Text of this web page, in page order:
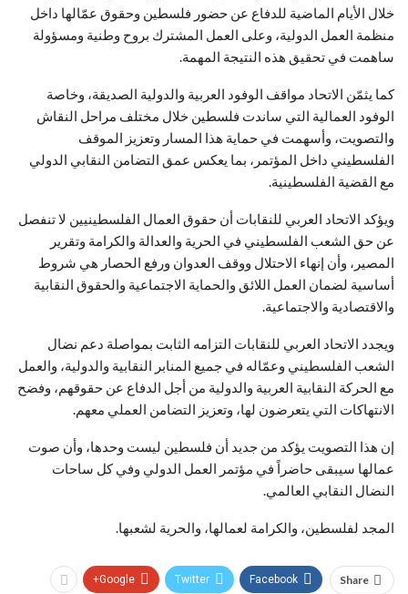
خلال الأيام الماضية للدفاع عن حضور فلسطين وحقوق عمّالها داخل
منظمة العمل الدولية، وعلى العمل المشترك بروح وطنية ومسؤولة
ساهمت في تحقيق هذه النتيجة المهمة.
كما يثمّن الاتحاد مواقف الوفود العربية والدولية الصديقة، وخاصة
الوفود العمالية التي ساندت فلسطين خلال مختلف مراحل النقاش
والتصويت، وأسهمت في حماية هذا المسار وتعزيز الموقف
الفلسطيني داخل المؤتمر، بما يعكس عمق التضامن النقابي الدولي
مع القضية الفلسطينية.
ويؤكد الاتحاد العربي للنقابات أن حقوق العمال الفلسطينيين لا تنفصل
عن حق الشعب الفلسطيني في الحرية والعدالة والكرامة وتقرير
المصير، وأن إنهاء الاحتلال ووقف العدوان ورفع الحصار هي شروط
أساسية لضمان العمل اللائق والحماية الاجتماعية والحقوق النقابية
والاقتصادية والاجتماعية.
ويجدد الاتحاد العربي للنقابات التزامه الثابت بمواصلة دعم نضال
الشعب الفلسطيني وعمّاله في جميع المنابر النقابية والدولية، والعمل
مع الحركة النقابية العربية والدولية من أجل الدفاع عن حقوقهم، وفضح
الانتهاكات التي يتعرضون لها، وتعزيز التضامن العملي معهم.
إن هذا التصويت يؤكد من جديد أن فلسطين ليست وحدها، وأن صوت
عمالها سيبقى حاضراً في مؤتمر العمل الدولي وفي كل ساحات
النضال النقابي العالمي.
المجد لفلسطين، والكرامة لعمالها، والحرية لشعبها.
Share
Facebook
Twitter
Google+